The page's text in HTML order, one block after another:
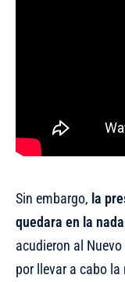
Sin embargo, la
quedara en la nada
acudieron al
por llevar a cabo